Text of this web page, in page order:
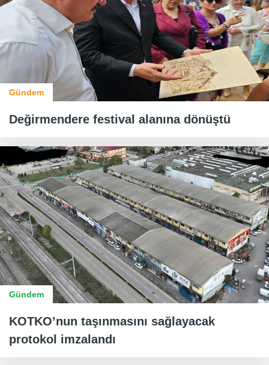
Gündem
Değirmendere festival alanına dönüştü
Gündem
KOTKO’nun taşınmasını sağlayacak
protokol imzalandı